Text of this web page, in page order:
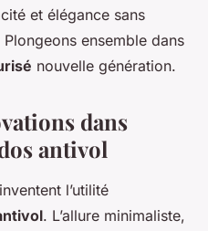
et élégance sans
ensemble dans
nouvelle génération.
dans
antivol
l’utilité
. L’allure minimaliste,